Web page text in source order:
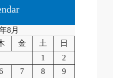
8月
金 土
日
1
2
7 8
9